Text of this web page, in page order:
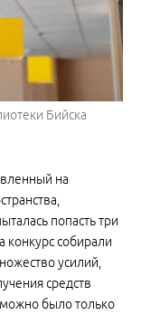
Бийска
на
попасть три
конкурс собирали
усилий,
средств
было только